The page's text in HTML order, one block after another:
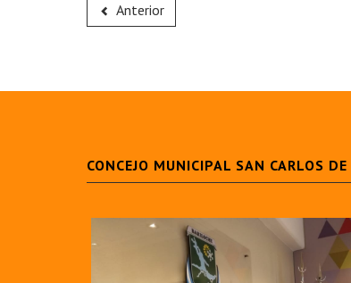
Anterior
CONCEJO MUNICIPAL SAN CARLOS